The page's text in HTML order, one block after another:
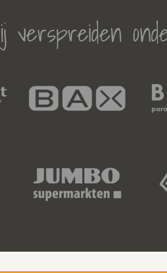
verspreiden